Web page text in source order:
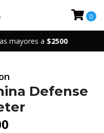
mayores a $2500
0
Defense